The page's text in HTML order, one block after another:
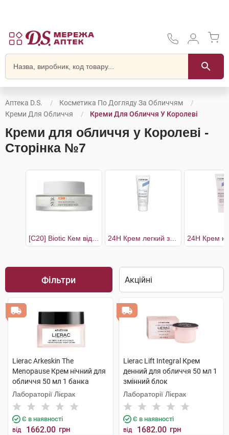
Аптека D.S.
Косметика По Догляду За Обличчям
Креми Для Обличчя
Креми Для Обличчя У Королеві
Креми для обличчя у Королеві -
Сторінка №7
Фільтри
Lierac Arkeskin The
Menopause Крем нічний для
обличчя 50 мл 1 банка
Лабораторії Лієрак
Є в наявності
від 1662.00 грн
Lierac Lift Integral Крем
денний для обличчя 50 мл 1
змінний блок
Лабораторії Лієрак
Є в наявності
від 1682.00 грн